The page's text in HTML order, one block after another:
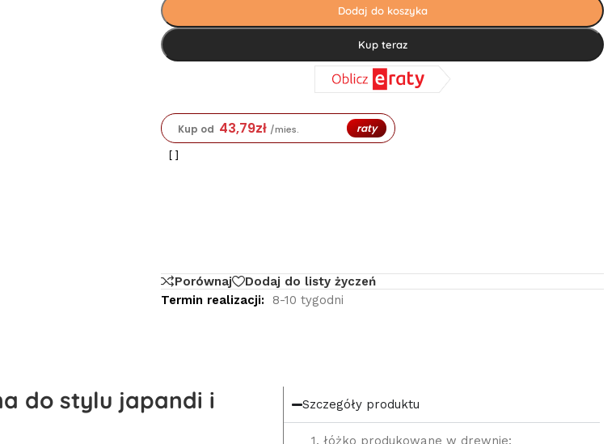
Dodaj do koszyka
Kup teraz
Kup od 43,79zł /mies. raty
Porównaj
Dodaj do listy życzeń
Termin realizacji:
8-10 tygodni
do stylu japandi i
Szczegóły produktu
1. łóżko produkowane w drewnie: